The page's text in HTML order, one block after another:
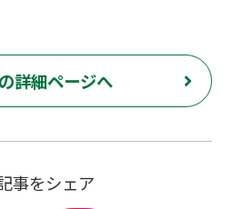
詳細ページへ
事をシェア